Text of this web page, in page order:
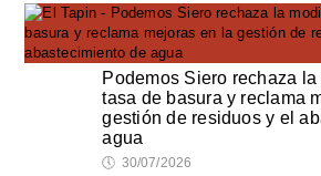
Podemos Siero rechaza
tasa de basura y reclama
gestión de residuos y el
agua
🕔 30/07/2026